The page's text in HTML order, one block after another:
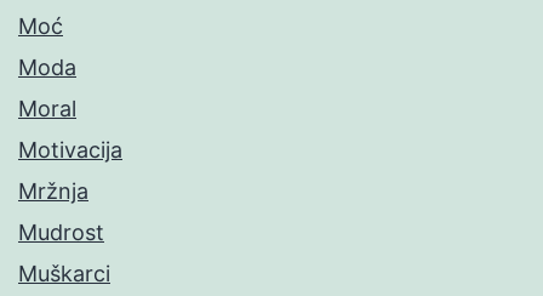
Moć
Moda
Moral
Motivacija
Mržnja
Mudrost
Muškarci